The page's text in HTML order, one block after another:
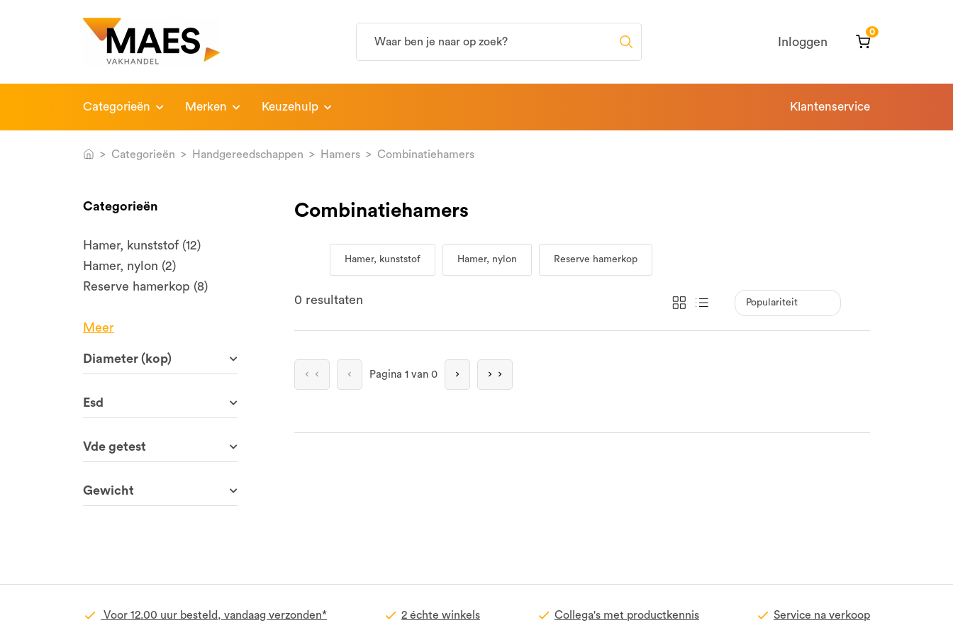
Inloggen
0
Categorieën Merken Keuzehulp Klantenservice
Categorieën Handgereedschappen Hamers Combinatiehamers
Categorieën
Hamer, kunststof (12)
Hamer, nylon (2)
Reserve hamerkop (8)
Meer
Diameter (kop)
Esd
Vde getest
Gewicht
Combinatiehamers
Hamer, kunststof Hamer, nylon Reserve hamerkop
0 resultaten
Pagina 1 van 0
Voor 12.00 uur besteld, vandaag verzonden* 2 échte winkels Collega's met productkennis Service na verkoop